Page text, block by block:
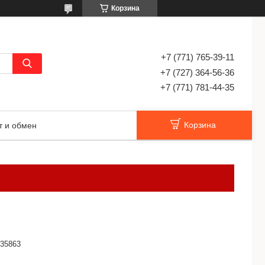
Корзина
+7 (771) 765-39-11
+7 (727) 364-56-36
+7 (771) 781-44-35
и обмен Корзина